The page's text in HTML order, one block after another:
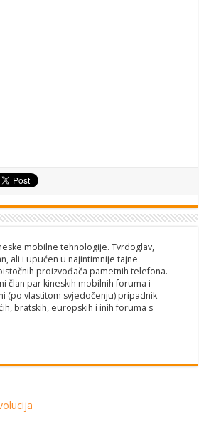
mobilne tehnologije. Tvrdoglav,
ali i upućen u najintimnije tajne
proizvođača pametnih telefona.
član par kineskih mobilnih foruma i
(po vlastitom svjedočenju) pripadnik
bratskih, europskih i inih foruma s